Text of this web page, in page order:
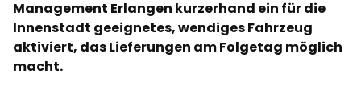
Management Erlangen kurzerhand ein für die
Innenstadt geeignetes, wendiges Fahrzeug
aktiviert, das Lieferungen am Folgetag möglich
macht.